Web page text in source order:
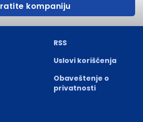
kompaniju
RSS
Uslovi korišćenja
Obaveštenje o
privatnosti